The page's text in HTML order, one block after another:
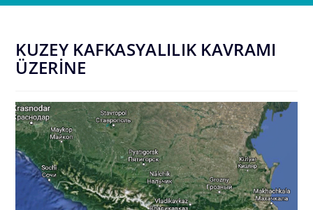
KUZEY KAFKASYALILIK KAVRAMI
ÜZERİNE